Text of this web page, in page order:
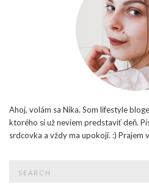
Ahoj, volám sa Nika. Som lifestyle
ktorého si už neviem predstaviť deň.
srdcovka a vždy ma upokojí. :) Prajem